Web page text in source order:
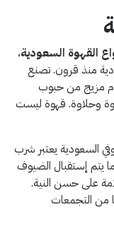
القهوة السعودية،
منذ قرون. تصنع
مزيج من حبوب
وحلاوة. قهوة ليست
السعودية يعتبر شرب
يتم إستقبال الضيوف
على حسن النية.
من التجمعات